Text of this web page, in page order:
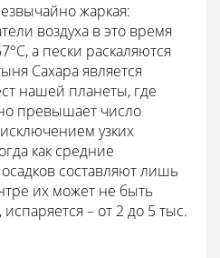
жаркая:
воздуха в это время
а пески раскаляются
Сахара является
нашей планеты, где
превышает число
узких
как средние
составляют лишь
их может не быть
– от 2 до 5 тыс.